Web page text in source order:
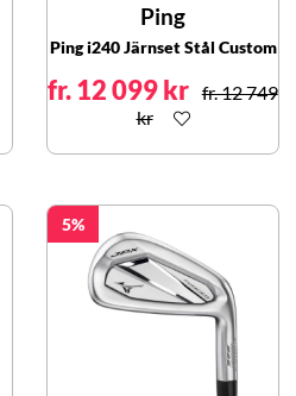
Ping
Ping i240 Järnset Stål Custom
fr. 12 099 kr fr. 12 749
kr
5